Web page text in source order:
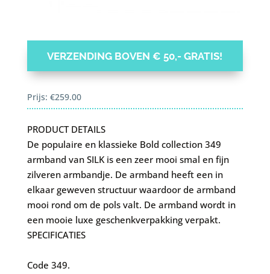
VERZENDING BOVEN € 50,- GRATIS!
Prijs: €259.00
PRODUCT DETAILS
De populaire en klassieke Bold collection 349
armband van SILK is een zeer mooi smal en fijn
zilveren armbandje. De armband heeft een in
elkaar geweven structuur waardoor de armband
mooi rond om de pols valt. De armband wordt in
een mooie luxe geschenkverpakking verpakt.
SPECIFICATIES
Code 349.